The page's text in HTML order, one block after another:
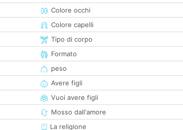
Colore occhi
Colore capelli
Tipo di corpo
Formato
peso
Avere figli
Vuoi avere figli
Mosso dall'amore
La religione